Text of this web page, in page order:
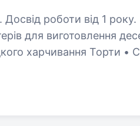
від 1 року. Шукаємо в нашу команду
для виготовлення
харчивання Торти •